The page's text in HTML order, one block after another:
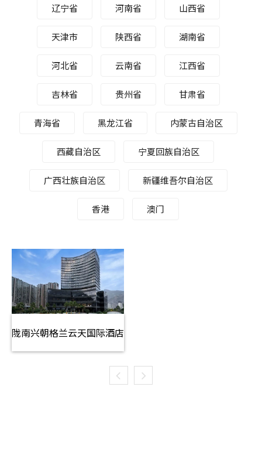
辽宁省 河南省 山西省
天津市 陕西省 湖南省
河北省 云南省 江西省
吉林省 贵州省 甘肃省
青海省 黑龙江省 内蒙古自治区
西藏自治区 宁夏回族自治区
广西壮族自治区 新疆维吾尔自治区
香港 澳门
陇南兴朝格兰云天国际酒店